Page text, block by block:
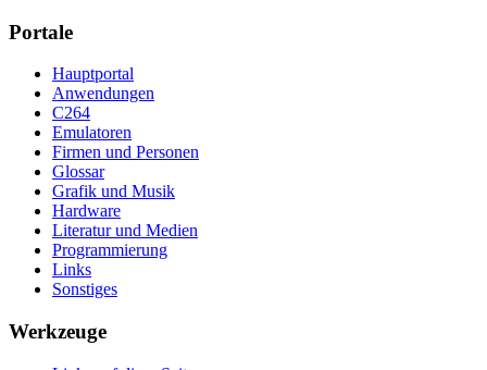
Portale
Hauptportal
Anwendungen
C264
Emulatoren
Firmen und Personen
Glossar
Grafik und Musik
Hardware
Literatur und Medien
Programmierung
Links
Sonstiges
Werkzeuge